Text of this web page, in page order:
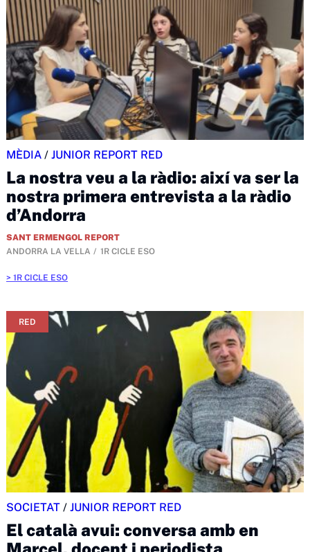
MÈDIA / JUNIOR REPORT RED
La nostra veu a la ràdio: així va ser la
nostra primera entrevista a la ràdio
d’Andorra
SANT ERMENGOL REPORT
ANDORRA LA VELLA
1R CICLE ESO
1R CICLE ESO
RED
SOCIETAT / JUNIOR REPORT RED
El català avui: conversa amb en